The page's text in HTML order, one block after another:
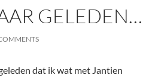
GELEDEN…
dat ik wat met Jantien